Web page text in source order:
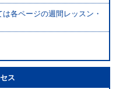
各ページの週間レッスン・
ス